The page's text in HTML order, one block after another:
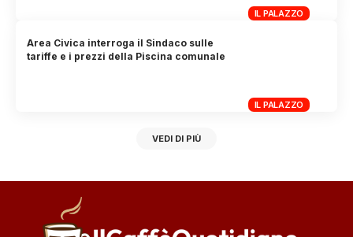
IL PALAZZO
IL PALAZZO
Area Civica interroga il Sindaco sulle
tariffe e i prezzi della Piscina comunale
VEDI DI PIÙ